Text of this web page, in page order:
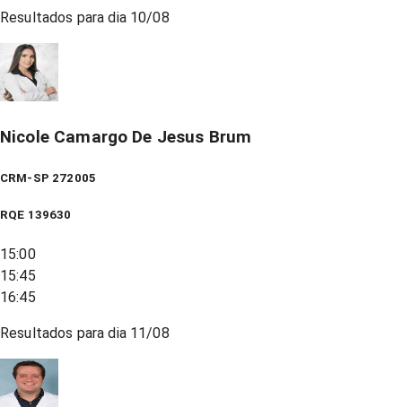
Resultados para dia 10/08
Nicole Camargo De Jesus Brum
CRM-SP 272005
RQE 139630
15:00
15:45
16:45
Resultados para dia 11/08